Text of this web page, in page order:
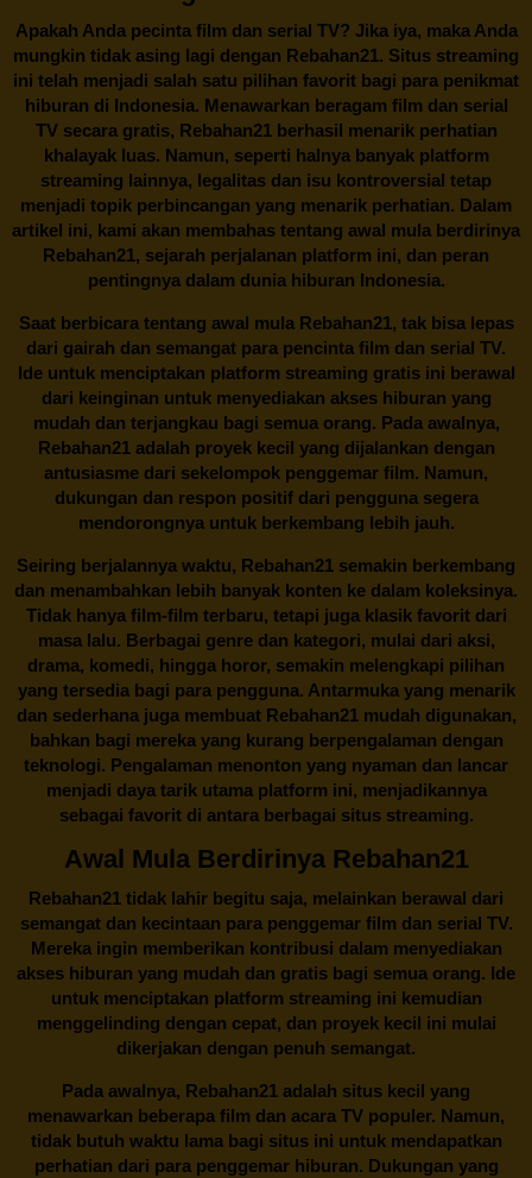
Apakah Anda pecinta film dan serial TV? Jika iya, maka Anda
mungkin tidak asing lagi dengan Rebahan21. Situs streaming
ini telah menjadi salah satu pilihan favorit bagi para penikmat
hiburan di Indonesia. Menawarkan beragam film dan serial
TV secara gratis, Rebahan21berhasil menarik perhatian
khalayak luas. Namun, seperti halnya banyak platform
streaming lainnya, legalitas dan isu kontroversial tetap
menjadi topik perbincangan yang menarik perhatian. Dalam
artikel ini, kami akan membahas tentang awal mula berdirinya
Rebahan21, sejarah perjalanan platform ini, dan peran
pentingnya dalam dunia hiburan Indonesia.
Saat berbicara tentang awal mula Rebahan21, tak bisa lepas
dari gairah dan semangat para pencinta film dan serial TV.
Ide untuk menciptakan platform streaming gratis ini berawal
dari keinginan untuk menyediakan akses hiburan yang
mudah dan terjangkau bagi semua orang. Pada awalnya,
Rebahan21 adalah proyek kecil yang dijalankan dengan
antusiasme dari sekelompok penggemar film. Namun,
dukungan dan respon positif dari pengguna segera
mendorongnya untuk berkembang lebih jauh.
Seiring berjalannya waktu, Rebahan21 semakin berkembang
dan menambahkan lebih banyak konten ke dalam koleksinya.
Tidak hanya film-film terbaru, tetapi juga klasik favorit dari
masa lalu. Berbagai genre dan kategori, mulai dari aksi,
drama, komedi, hingga horor, semakin melengkapi pilihan
yang tersedia bagi para pengguna. Antarmuka yang menarik
dan sederhana juga membuatRebahan21mudah digunakan,
bahkan bagi mereka yang kurang berpengalaman dengan
teknologi. Pengalaman menonton yang nyaman dan lancar
menjadi daya tarik utama platform ini, menjadikannya
sebagai favorit di antara berbagai situs streaming.
Awal Mula Berdirinya Rebahan21
Rebahan21 tidak lahir begitu saja, melainkan berawal dari
semangat dan kecintaan para penggemar film dan serial TV.
Mereka ingin memberikan kontribusi dalam menyediakan
akses hiburan yang mudah dan gratis bagi semua orang. Ide
untuk menciptakan platform streaming ini kemudian
menggelinding dengan cepat, dan proyek kecil ini mulai
dikerjakan dengan penuh semangat.
Pada awalnya, Rebahan21 adalah situs kecil yang
menawarkan beberapa film dan acara TV populer. Namun,
tidak butuh waktu lama bagi situs ini untuk mendapatkan
perhatian dari para penggemar hiburan. Dukungan yang